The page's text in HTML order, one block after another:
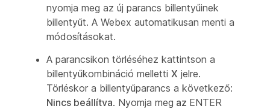
nyomja meg az új parancs billentyűinek
billentyűt. A Webex automatikusan menti a
módosításokat.
A parancsikon törléséhez kattintson a
billentyűkombináció melletti X jelre.
Törléskor a billentyűparancs a következő:
Nincs beállítva. Nyomja meg az ENTER